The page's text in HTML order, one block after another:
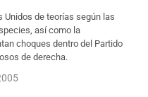
Unidos de teorías según las
así como la
choques dentro del Partido
de derecha.